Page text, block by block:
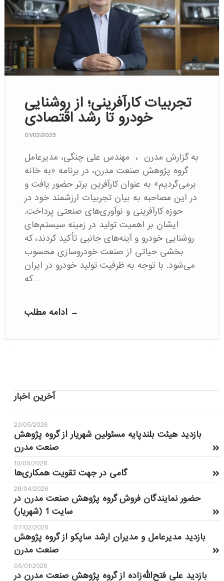
تجربیات کارآفرینی؛ از روشنایی
خودرو تا رشد اقتصادی
01/02/2025
به گزارش مدرن ، مهندس علی چنگی، مدیرعامل
گروه پژوهش صنعت مدرن، در برنامه «به خانه
برمی‌گردیم» به عنوان کارآفرین برتر حضور یافت و
در این مصاحبه به بیان تجربیات ارزشمند خود در
حوزه کارآفرینی و نوآوری‌های صنعتی پرداخت.
ایشان بر اهمیت تولید در زمینه سیستم‌های
روشنایی خودرو و آینه‌های جانبی تأکید کردند، که
بخشی حیاتی از صنعت خودروسازی محسوب
می‌شود. با توجه به ظرفیت تولید خودرو در ایران
که…
ادامه مطلب →
آخرین اخبار
23/05/2026
بازدید هیئت بلندپایه مسئولین شهریار از گروه پژوهش
صنعت مدرن
10/05/2026
گامی در جهت تقویت همکاری‌ها
28/04/2026
حضور نمایندگان فروش گروه پژوهش صنعت مدرن در
سایت 1 (شهریار)
07/02/2026
بازدید مدیرعامل و مدیران ارشد ساپکو از گروه پژوهش
صنعت مدرن
05/01/2026
بازدید علی فتح‌الله‌زاده از گروه پژوهش صنعت مدرن در